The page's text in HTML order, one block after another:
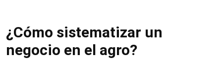
¿Cómo sistematizar un
negocio en el agro?